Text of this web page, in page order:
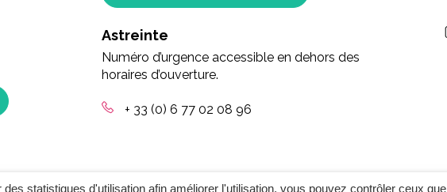
statistiques d'utilisation afin améliorer l'utilisation, vous pouvez contrôler ceux que
Astreinte
Numéro d’urgence accessible en dehors des
horaires d’ouverture.
+ 33 (0) 6 77 02 08 96